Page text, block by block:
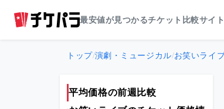
最安値が見つかるチケット比較サイト
トップ/演劇・ミュージカル/お笑いライ
平均価格の前週比較